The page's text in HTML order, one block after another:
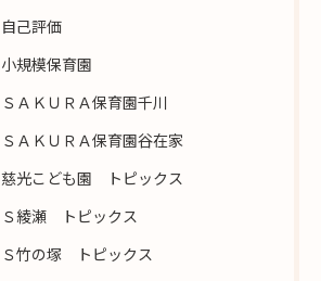
自己評価
小規模保育園
ＳＡＫＵＲＡ保育園千川
ＳＡＫＵＲＡ保育園谷在家
慈光こども園 トピックス
Ｓ綾瀬 トピックス
Ｓ竹の塚 トピックス